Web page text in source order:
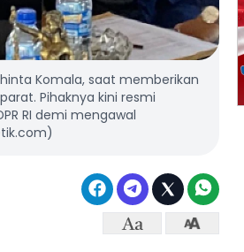
Komala, saat memberikan
Pihaknya kini resmi
RI demi mengawal